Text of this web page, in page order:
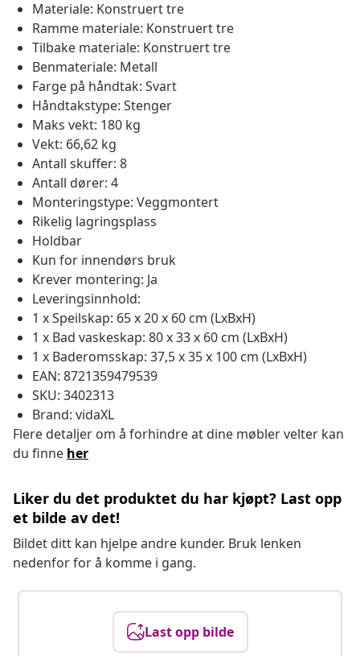
Materiale: Konstruert tre
Ramme materiale: Konstruert tre
Tilbake materiale: Konstruert tre
Benmateriale: Metall
Farge på håndtak: Svart
Håndtakstype: Stenger
Maks vekt: 180 kg
Vekt: 66,62 kg
Antall skuffer: 8
Antall dører: 4
Monteringstype: Veggmontert
Rikelig lagringsplass
Holdbar
Kun for innendørs bruk
Krever montering: Ja
Leveringsinnhold:
1 x Speilskap: 65 x 20 x 60 cm (LxBxH)
1 x Bad vaskeskap: 80 x 33 x 60 cm (LxBxH)
1 x Baderomsskap: 37,5 x 35 x 100 cm (LxBxH)
EAN: 8721359479539
SKU: 3402313
Brand: vidaXL
Flere detaljer om å forhindre at dine møbler velter kan
du finne her
Liker du det produktet du har kjøpt? Last opp
et bilde av det!
Bildet ditt kan hjelpe andre kunder. Bruk lenken
nedenfor for å komme i gang.
Last opp bilde